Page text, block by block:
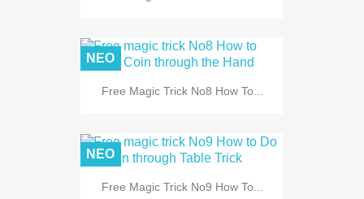
Free Magic Trick No8 How To...
ΝΈΟ
Free Magic Trick No9 How To...
ΝΈΟ